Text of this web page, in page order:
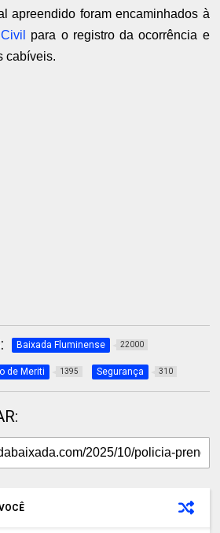
apreendido foram encaminhados à
para o registro da ocorrência e
cabíveis.
Baixada Fluminense 22000
de Meriti 1395 Segurança 310